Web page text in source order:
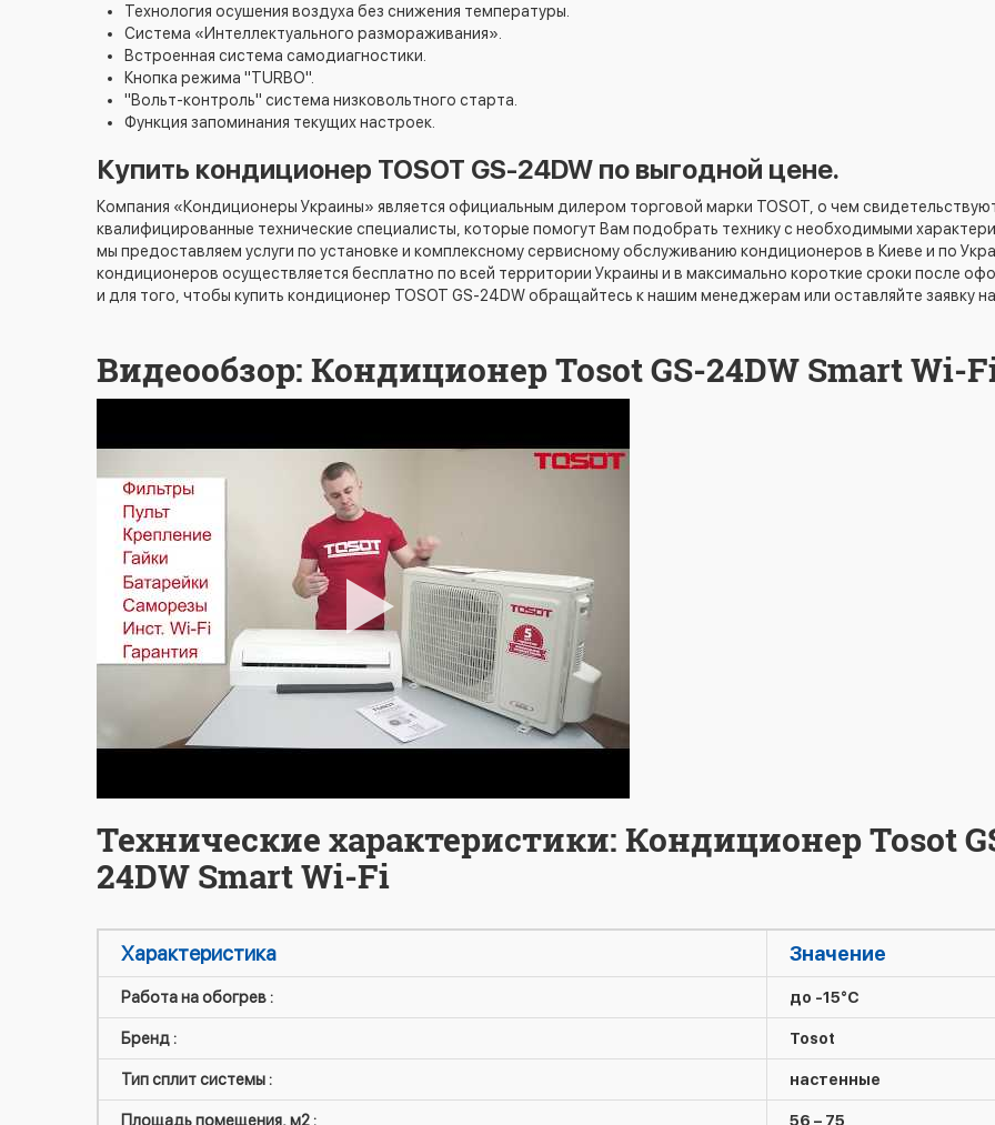
Технология осушения воздуха без снижения температуры.
Система «Интеллектуального размораживания».
Встроенная система самодиагностики.
Кнопка режима "TURBO".
"Вольт-контроль" система низковольтного старта.
Функция запоминания текущих настроек.
Купить кондиционер TOSOT GS-24DW по выгодной цене.
Компания «Кондиционеры Украины» является официальным дилером торговой марки TOSOT, о чем
квалифицированные технические специалисты, которые помогут Вам подобрать технику с необходимыми
мы предоставляем услуги по установке и комплексному сервисному обслуживанию кондиционеров в Киеве и по
кондиционеров осуществляется бесплатно по всей территории Украины и в максимально короткие сроки после
и для того, чтобы купить кондиционер TOSOT GS-24DW обращайтесь к нашим менеджерам или оставляйте заявку
Видеообзор: Кондиционер Tosot GS-24DW Smart Wi-
Технические характеристики: Кондиционер Tosot
24DW Smart Wi-Fi
Характеристика Значение
Работа на обогрев : до -15°C
Бренд : Tosot
Тип сплит системы : настенные
Площадь помещения, м2 : 56 – 75